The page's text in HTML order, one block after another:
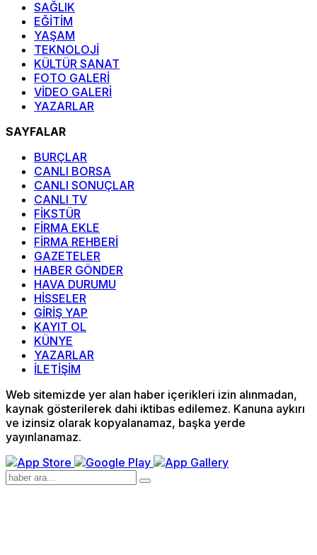
SAĞLIK
EĞİTİM
YAŞAM
TEKNOLOJİ
KÜLTÜR SANAT
FOTO GALERİ
VİDEO GALERİ
YAZARLAR
SAYFALAR
BURÇLAR
CANLI BORSA
CANLI SONUÇLAR
CANLI TV
FİKSTÜR
FİRMA EKLE
FİRMA REHBERİ
GAZETELER
HABER GÖNDER
HAVA DURUMU
HİSSELER
GİRİŞ YAP
KAYIT OL
KÜNYE
YAZARLAR
İLETİŞİM
Web sitemizde yer alan haber içerikleri izin alınmadan,
kaynak gösterilerek dahi iktibas edilemez. Kanuna aykırı
ve izinsiz olarak kopyalanamaz, başka yerde
yayınlanamaz.